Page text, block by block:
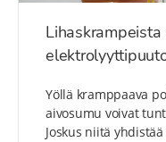
Yöllä kramppaava
aivosumu voivat
Joskus niitä